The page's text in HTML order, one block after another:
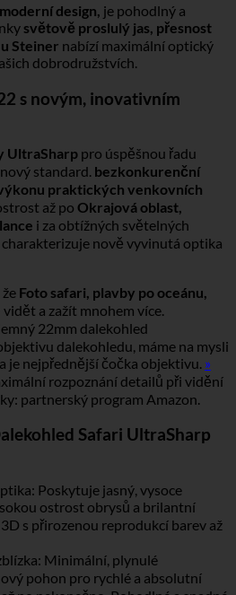
design, je pohodlný a
světově proslulý jas, přesnost
Steiner nabízí maximální optický
dobrodružstvích.
s novým, inovativním
UltraSharp pro úspěšnou řadu
standard. bezkonkurenční
praktických venkovních
až po Okrajová oblast,
i za obtížných světelných
nově vyvinutá optika
Foto safari, plavby po oceánu,
vidět a zažít mnohem více.
22mm dalekohled
dalekohledu, máme na mysli
je nejpřednější čočka objektivu. »
rozpoznání detailů při vidění
partnerský program Amazon.
Safari UltraSharp
Poskytuje jasný, vysoce
ostrost obrysů a brilantní
s přirozenou reprodukcí barev až
Minimální, plynulé
pohon pro rychlé a absolutní